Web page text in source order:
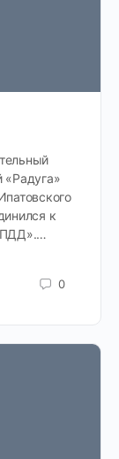
к
ПДД».…
0